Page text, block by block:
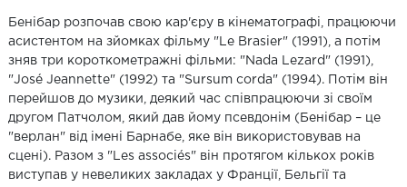
Бенібар розпочав свою кар'єру в кінематографі, працюючи
асистентом на зйомках фільму "Le Brasier" (1991), а потім
зняв три короткометражні фільми: "Nada Lezard" (1991),
"José Jeannette" (1992) та "Sursum corda" (1994). Потім він
перейшов до музики, деякий час співпрацюючи зі своїм
другом Патчолом, який дав йому псевдонім (Бенібар – це
"верлан" від імені Барнабе, яке він використовував на
сцені). Разом з "Les associés" він протягом кількох років
виступав у невеликих закладах у Франції, Бельгії та